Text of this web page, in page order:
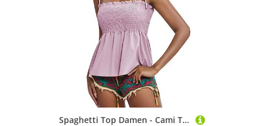
Spaghetti Top Damen - Cami Top Damen mit Rüschen Tank Top Damen Sexy Trägertop Blusentop Ärmelloses Lace Up Oberteile Tshirt Einfarbig Camisole Tops Spaghettiträger Vest Tunika Tanktops Frauen